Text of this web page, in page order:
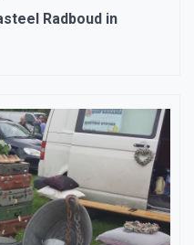
Radboud in